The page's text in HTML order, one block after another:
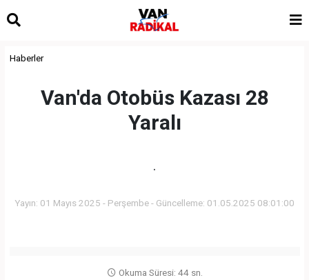
Haberler
Van'da Otobüs Kazası 28
Yaralı
.
Yayın: 01 Mayıs 2025 - Perşembe - Güncelleme: 01.05.2025 08:01:00
Okuma Süresi: 44 sn.